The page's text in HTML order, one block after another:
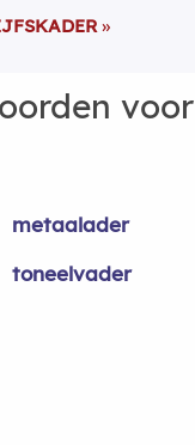
voor
metaalader
toneelvader